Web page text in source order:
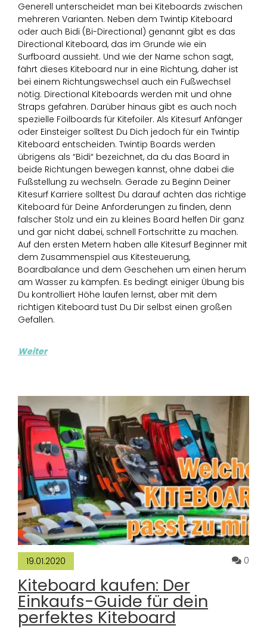
Generell unterscheidet man bei Kiteboards zwischen
mehreren Varianten. Neben dem Twintip Kiteboard
oder auch Bidi (Bi-Directional) genannt gibt es das
Directional Kiteboard, das im Grunde wie ein
Surfboard aussieht. Und wie der Name schon sagt,
fährt dieses Kiteboard nur in eine Richtung, daher ist
bei einem Richtungswechsel auch ein Fußwechsel
nötig. Directional Kiteboards werden mit und ohne
Straps gefahren. Darüber hinaus gibt es auch noch
spezielle Foilboards für Kitefoiler. Als Kitesurf Anfänger
oder Einsteiger solltest Du Dich jedoch für ein Twintip
Kiteboard entscheiden. Twintip Boards werden
übrigens als “Bidi“ bezeichnet, da du das Board in
beide Richtungen bewegen kannst, ohne dabei die
Fußstellung zu wechseln. Gerade zu Beginn Deiner
Kitesurf Karriere solltest Du darauf achten das richtige
Kiteboard für Deine Anforderungen zu finden, denn
falscher Stolz und ein zu kleines Board helfen Dir ganz
und gar nicht dabei, schnell Fortschritte zu machen.
Auf den ersten Metern haben alle Kitesurf Beginner mit
dem Zusammenspiel aus Kitesteuerung,
Boardbalance und dem Geschehen um einen herum
am Wasser zu kämpfen. Es bedingt einiger Übung bis
Du kontrolliert Höhe laufen lernst, aber mit dem
richtigen Kiteboard tust Du Dir selbst einen großen
Gefallen.
Weiter
19.01.2020 0
Kiteboard kaufen: Der
Einkaufs-Guide für dein
perfektes Kiteboard